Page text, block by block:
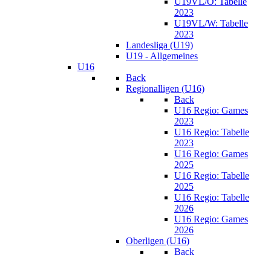
2023
U19VL/W: Tabelle
2023
Landesliga (U19)
U19 - Allgemeines
U16
Back
Regionalligen (U16)
Back
U16 Regio: Games
2023
U16 Regio: Tabelle
2023
U16 Regio: Games
2025
U16 Regio: Tabelle
2025
U16 Regio: Tabelle
2026
U16 Regio: Games
2026
Oberligen (U16)
Back